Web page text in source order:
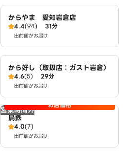
からやま 愛知岩倉店
4.4(94) 31分
出前館がお届け
から好し（取扱店：ガスト岩倉）
4.6(5) 29分
出前館がお届け
営業時間外 お店価格
鳥鉄
4.0(7)
出前館がお届け